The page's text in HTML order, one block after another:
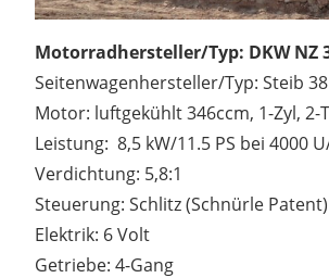
Motorradhersteller/Typ: DKW NZ
Seitenwagenhersteller/Typ: Steib 38
Motor: luftgekühlt 346ccm, 1-Zyl,
Leistung: 8,5 kW/11.5 PS bei 4000
Verdichtung: 5,8:1
Steuerung: Schlitz (Schnürle Patent)
Elektrik: 6 Volt
Getriebe: 4-Gang